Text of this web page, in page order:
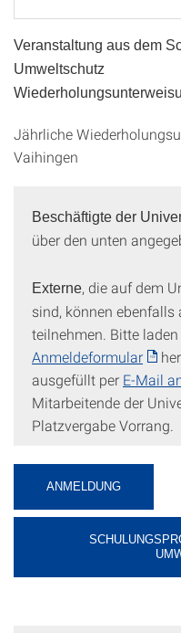
Veranstaltung aus dem
Umweltschutz
Jährliche
Vaihingen
Beschäftigte der
über den unten
Externe, die auf dem
sind, können ebenfalls
teilnehmen. Bitte
Anmeldeformular
ausgefüllt per E-Mail
Mitarbeitende der
Platzvergabe Vorrang.
ANMELDUNG